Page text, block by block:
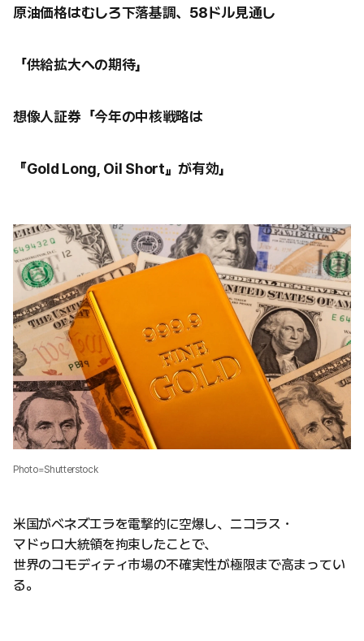
原油価格はむしろ下落基調、58ドル見通し
「供給拡大への期待」
想像人証券「今年の中核戦略は
『Gold Long, Oil Short』が有効」
Photo=Shutterstock
米国がベネズエラを電撃的に空爆し、ニコラス・
マドゥロ大統領を拘束したことで、
世界のコモディティ市場の不確実性が極限まで高まってい
る。